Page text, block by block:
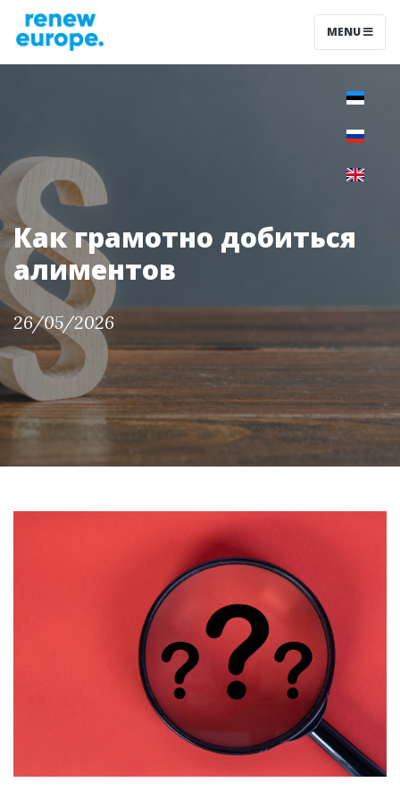
MENU
Как грамотно добиться
алиментов
26/05/2026